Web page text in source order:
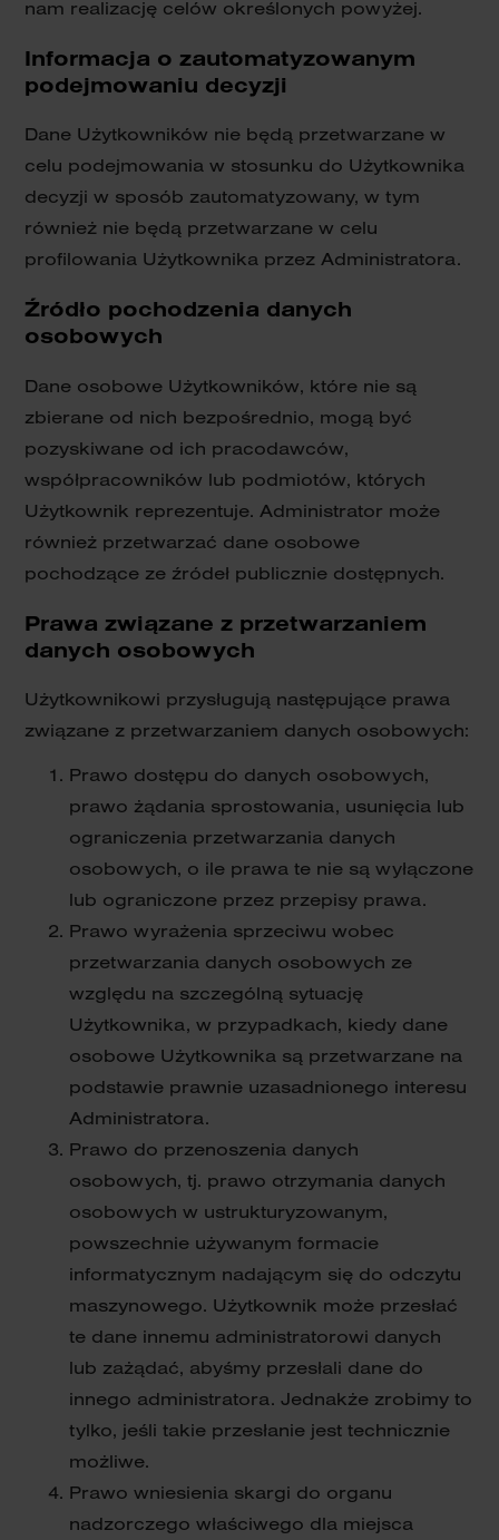
nam realizację celów określonych powyżej.
Informacja o zautomatyzowanym
podejmowaniu decyzji
Dane Użytkowników nie będą przetwarzane w
celu podejmowania w stosunku do Użytkownika
decyzji w sposób zautomatyzowany, w tym
również nie będą przetwarzane w celu
profilowania Użytkownika przez Administratora.
Źródło pochodzenia danych
osobowych
Dane osobowe Użytkowników, które nie są
zbierane od nich bezpośrednio, mogą być
pozyskiwane od ich pracodawców,
współpracowników lub podmiotów, których
Użytkownik reprezentuje. Administrator może
również przetwarzać dane osobowe
pochodzące ze źródeł publicznie dostępnych.
Prawa związane z przetwarzaniem
danych osobowych
Użytkownikowi przysługują następujące prawa
związane z przetwarzaniem danych osobowych:
Prawo dostępu do danych osobowych,
prawo żądania sprostowania, usunięcia lub
ograniczenia przetwarzania danych
osobowych, o ile prawa te nie są wyłączone
lub ograniczone przez przepisy prawa.
Prawo wyrażenia sprzeciwu wobec
przetwarzania danych osobowych ze
względu na szczególną sytuację
Użytkownika, w przypadkach, kiedy dane
osobowe Użytkownika są przetwarzane na
podstawie prawnie uzasadnionego interesu
Administratora.
Prawo do przenoszenia danych
osobowych, tj. prawo otrzymania danych
osobowych w ustrukturyzowanym,
powszechnie używanym formacie
informatycznym nadającym się do odczytu
maszynowego. Użytkownik może przesłać
te dane innemu administratorowi danych
lub zażądać, abyśmy przesłali dane do
innego administratora. Jednakże zrobimy to
tylko, jeśli takie przesłanie jest technicznie
możliwe.
Prawo wniesienia skargi do organu
nadzorczego właściwego dla miejsca